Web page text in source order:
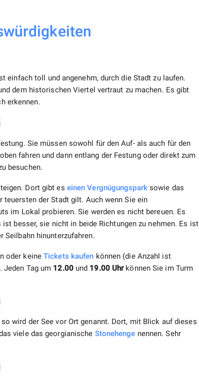
einfach toll und angenehm, durch die Stadt zu laufen.
dem historischen Viertel vertraut zu machen. Es gibt
erkennen.
Sie müssen sowohl für den Auf- als auch für den
fahren und dann entlang der Festung oder direkt zum
besuchen.
Dort gibt es einen Vergnügungsparksowie das
teuersten der Stadt gilt. Auch wenn Sie ein
im Lokal probieren. Sie werden es nicht bereuen. Es
besser, sie nicht in beide Richtungen zu nehmen. Es ist
Seilbahn hinunterzufahren.
oder keine Tickets kaufen können (die Anzahl ist
Jeden Tag um 12.00und 19.00 Uhrkönnen Sie im Turm
wird der See vor Ort genannt. Dort, mit Blick auf dieses
viele das georgianische Stonehenge nennen. Sehr